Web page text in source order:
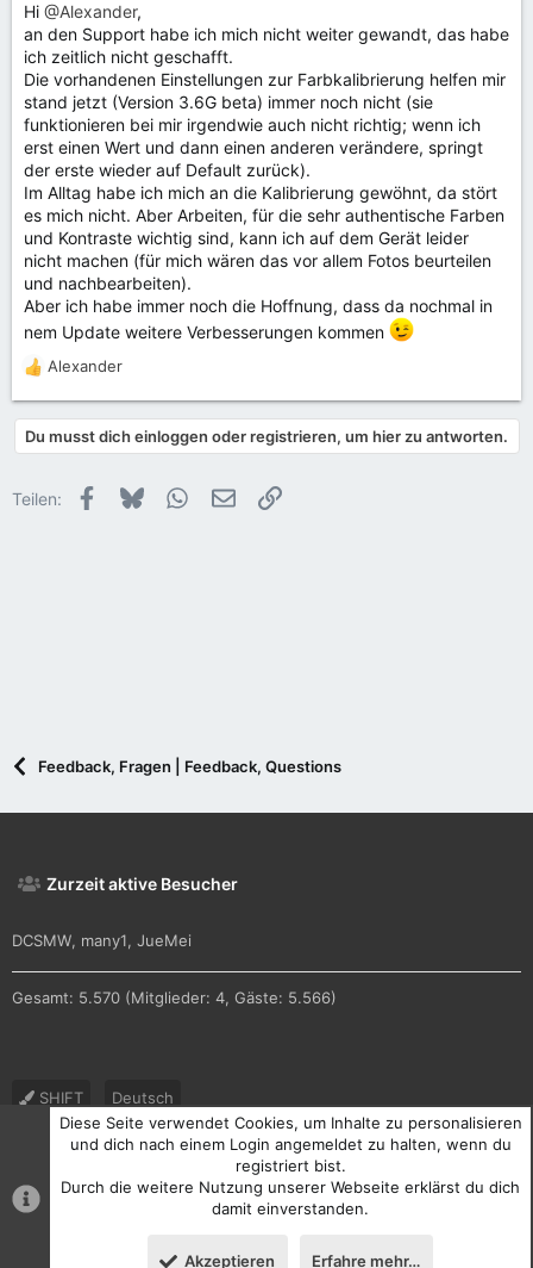
Hi @Alexander,
an den Support habe ich mich nicht weiter gewandt, das habe
ich zeitlich nicht geschafft.
Die vorhandenen Einstellungen zur Farbkalibrierung helfen mir
stand jetzt (Version 3.6G beta) immer noch nicht (sie
funktionieren bei mir irgendwie auch nicht richtig; wenn ich
erst einen Wert und dann einen anderen verändere, springt
der erste wieder auf Default zurück).
Im Alltag habe ich mich an die Kalibrierung gewöhnt, da stört
es mich nicht. Aber Arbeiten, für die sehr authentische Farben
und Kontraste wichtig sind, kann ich auf dem Gerät leider
nicht machen (für mich wären das vor allem Fotos beurteilen
und nachbearbeiten).
Aber ich habe immer noch die Hoffnung, dass da nochmal in
nem Update weitere Verbesserungen kommen
R
e
a
k
o
Alexander
Du musst dich einloggen oder registrieren, um hier zu antworten.
Teilen: Facebook
Bluesky WhatsApp
E-MailLink
Feedback, Fragen | Feedback, Questions
Zurzeit aktive Besucher
DCSMW many1 JueMei
Gesamt: 5.570 (Mitglieder: 4, Gäste: 5.566)
SHIFT
Deutsch
Nutzungsbedingungen
Datenschutz Hilfe und Impressum
S
S
Diese Seite verwendet Cookies, um Inhalte zu personalisieren
und dich nach einem Login angemeldet zu halten, wenn du
registriert bist.
Durch die weitere Nutzung unserer Webseite erklärst du dich
damit einverstanden.
Akzeptieren Erfahre mehr…